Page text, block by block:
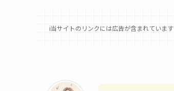
ℹ︎当サイトのリンクには広告が含まれています